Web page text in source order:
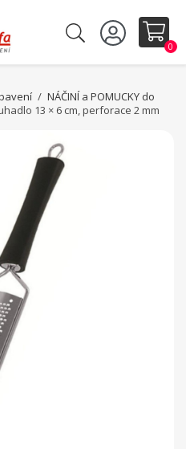
0
NÁČINÍ a POMUCKY do
13 × 6 cm, perforace 2 mm